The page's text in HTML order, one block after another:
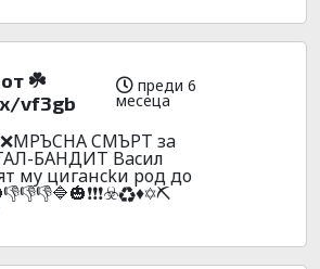
☘️
vf3gb
преди 6
месеца
CMЪPT зa
БAHДИT Bacил
мy цигaнckи рoд дo